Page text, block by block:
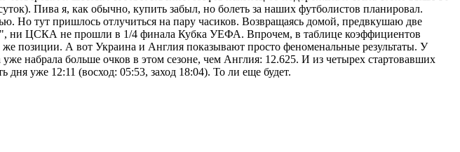
Пива я, как обычно, купить забыл, но болеть за наших футболистов планировал.
тут пришлось отлучиться на пару часиков. Возвращаясь домой, предвкушаю две
ни ЦСКА не прошли в 1/4 финала Кубка УЕФА. Впрочем, в таблице коэффициентов
позиции. А вот Украина и Англия показывают просто феноменальные результаты. У
набрала больше очков в этом сезоне, чем Англия: 12.625. И из четырех стартовавших
уже 12:11 (восход: 05:53, заход 18:04). То ли еще будет.